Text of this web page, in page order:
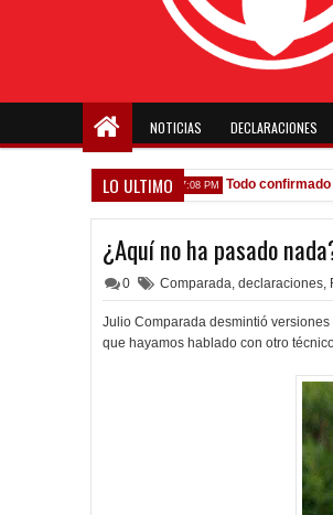
NOTICIAS DECLARACIONES
LO ULTIMO
gente nueva" 7:08 PM Todo confirmado en
¿Aquí no ha pasado
0 Comparada, declaraciones,
Julio Comparada desmintió
que hayamos hablado con otro